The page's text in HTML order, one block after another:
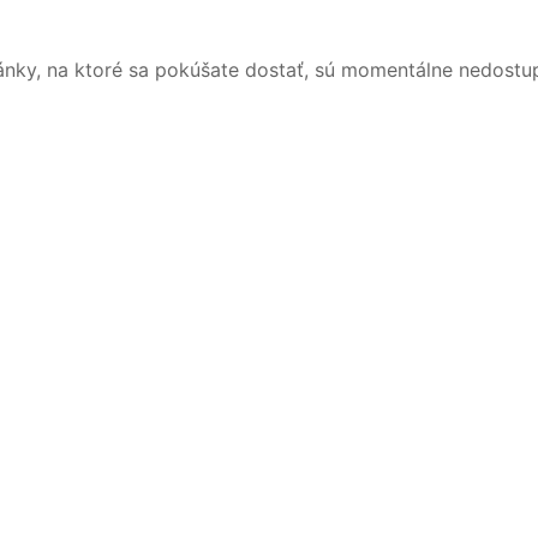
na ktoré sa pokúšate dostať, sú momentálne